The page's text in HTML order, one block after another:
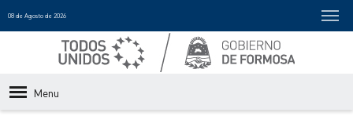
08 de Agosto de 2026
Menu